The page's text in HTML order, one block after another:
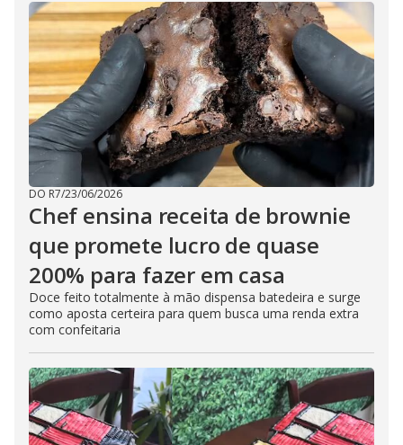
DO R7/23/06/2026
Chef ensina receita de brownie
que promete lucro de quase
200% para fazer em casa
Doce feito totalmente à mão dispensa batedeira e surge
como aposta certeira para quem busca uma renda extra
com confeitaria